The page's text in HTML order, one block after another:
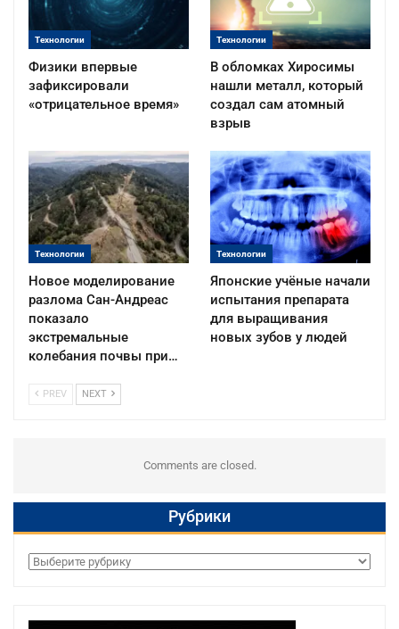
Технологии
Физики впервые
зафиксировали
«отрицательное время»
Технологии
В обломках Хиросимы
нашли металл, который
создал сам атомный
взрыв
Технологии
Новое моделирование
разлома Сан-Андреас
показало
экстремальные
колебания почвы при…
Технологии
Японские учёные начали
испытания препарата
для выращивания
новых зубов у людей
PREV NEXT
Comments are closed.
Рубрики
Рубрики